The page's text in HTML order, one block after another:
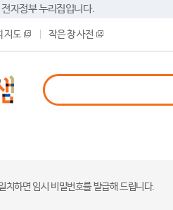
자정부 누리집입니다.
지도 작은 창 사전
치하면 임시 비밀번호를 발급해 드립니다.